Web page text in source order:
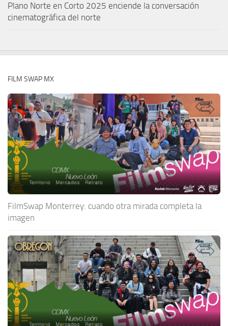
Plano Norte en Corto 2025 enciende la conversación
cinematográfica del norte
FILM SWAP MX
FilmSwap Monterrey: cuando otra mirada completa la
imagen